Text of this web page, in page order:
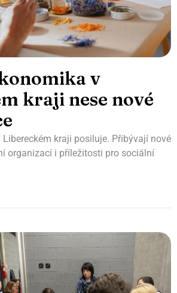
v
kraji nese nové
kraji posiluje. Přibývají nové
organizací i příležitosti pro sociální